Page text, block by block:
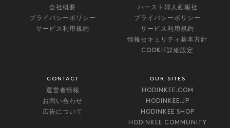
会社概要
プライバシーポリシー
サービス利用規約
ハースト婦人画報社
プライバシーポリシー
サービス利用規約
情報セキュリティ基本方針
COOKIE詳細設定
CONTACT
運営者情報
お問い合わせ
広告について
OUR SITES
HODINKEE.COM
HODINKEE.JP
HODINKEE SHOP
HODINKEE COMMUNITY